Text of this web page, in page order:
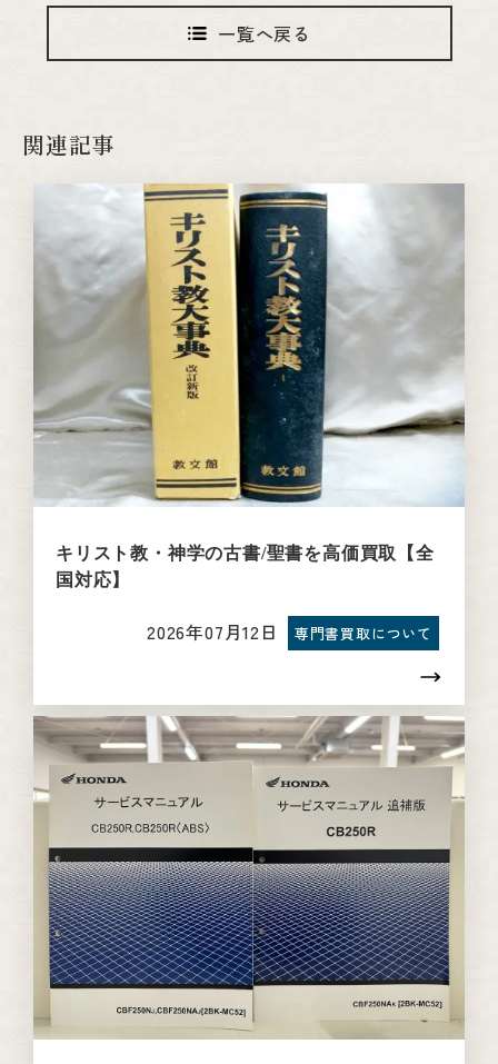
一覧へ戻る
関連記事
キリスト教・神学の古書/聖書を高価買取【全
国対応】
2026年07月12日 専門書買取について